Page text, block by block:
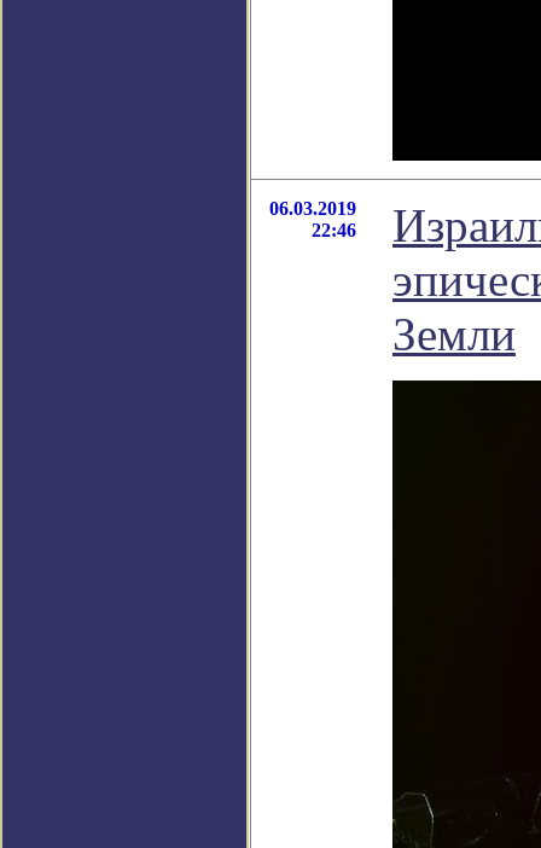
06.03.2019
22:46
Земли